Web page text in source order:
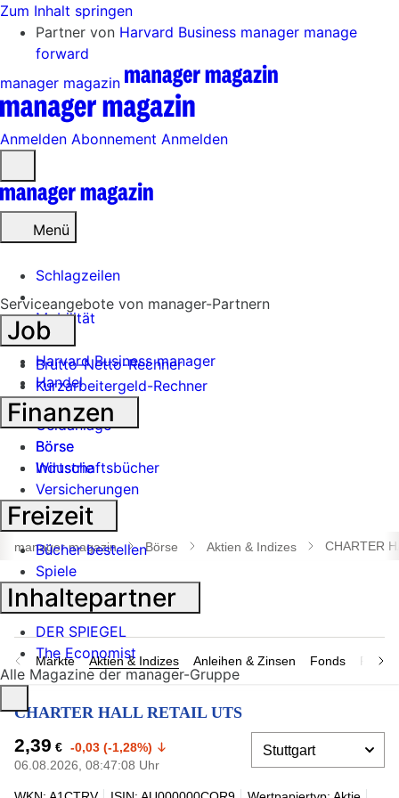
Zum Inhalt springen
Partner von Harvard Business manager manage
forward
manager magazin
Anmelden Abonnement Anmelden
öffnen
Menü
Schlagzeilen
Mobilität
Tech
Harvard Business manager
Handel
Banken
Geldanlage
Börse
Industrie
Suche
öffnen
manager magazin Börse Aktien & Indizes CHARTER
Märkte Aktien & Indizes Anleihen & Zinsen Fonds
CHARTER HALL RETAIL UTS
2,39 € -0,03 (-1,28%)
06.08.2026, 08:47:08 Uhr
Serviceangebote von manager-Partnern
Job
Brutto-Netto-Rechner
Kurzarbeitergeld-Rechner
Finanzen
Börse
Wirtschaftsbücher
Versicherungen
Freizeit
Bücher bestellen
Spiele
Inhaltepartner
DER SPIEGEL
The Economist
Alle Magazine der manager-Gruppe